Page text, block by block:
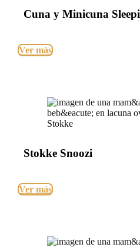
Cuna y Minicuna Sleepi
Ver más
Stokke Snoozi
Ver más